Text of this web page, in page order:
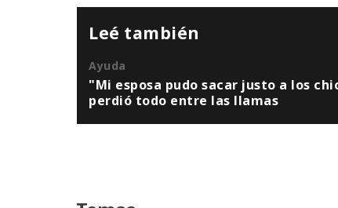
Leé también
Ayuda
"Mi esposa pudo sacar justo a los
perdió todo entre las llamas